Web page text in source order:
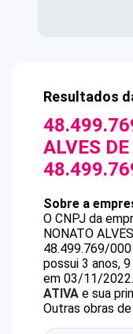
Resultados
ALVES
Sobre a
O CNPJ da
NONATO
48.499.769/
possui 3 anos,
em 03/11/2022.
ATIVA e sua
Outras obras